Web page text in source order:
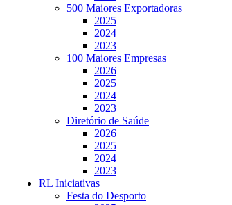
500 Maiores Exportadoras
2025
2024
2023
100 Maiores Empresas
2026
2025
2024
2023
Diretório de Saúde
2026
2025
2024
2023
RL Iniciativas
Festa do Desporto